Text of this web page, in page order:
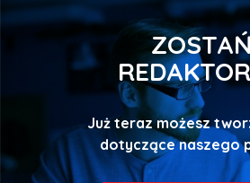
ZOSTAŃ
Już teraz możesz